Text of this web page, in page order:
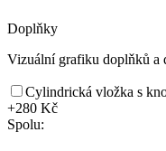
Doplňky
Vizuální grafiku doplňků a
Cylindrická vložka s
+280 Kč
Spolu: